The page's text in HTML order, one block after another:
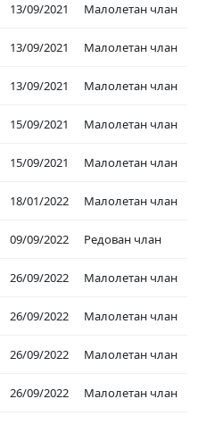
13/09/2021 Малолетан члан
13/09/2021 Малолетан члан
13/09/2021 Малолетан члан
15/09/2021 Малолетан члан
15/09/2021 Малолетан члан
18/01/2022 Малолетан члан
09/09/2022 Редован члан
26/09/2022 Малолетан члан
26/09/2022 Малолетан члан
26/09/2022 Малолетан члан
26/09/2022 Малолетан члан